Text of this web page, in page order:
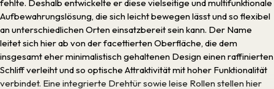
fehlte. Deshalb entwickelte er diese vielseitige und multifunktionale
Aufbewahrungslösung, die sich leicht bewegen lässt und so flexibel
an unterschiedlichen Orten einsatzbereit sein kann. Der Name
leitet sich hier ab von der facettierten Oberfläche, die dem
insgesamt eher minimalistisch gehaltenen Design einen raffinierten
Schliff verleiht und so optische Attraktivität mit hoher Funktionalität
verbindet. Eine integrierte Drehtür sowie leise Rollen stellen hier